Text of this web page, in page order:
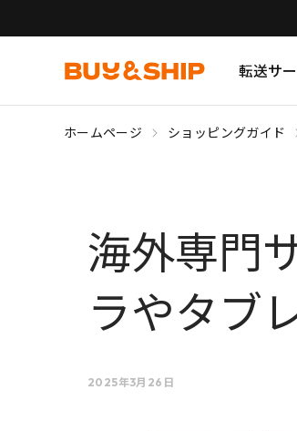
転送サ
ホームページ ショッピングガイド
海外専門
ラやタブ
2025年3月26日